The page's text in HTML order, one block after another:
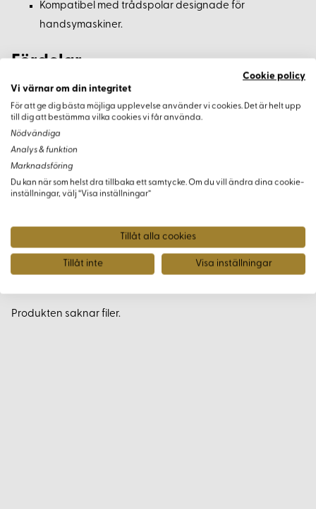
Kompatibel med trådspolar designade för
handsymaskiner.
Fördelar
Genom att använda denna reservnål med din
handsymaskin kan du säkerställa en jämn och effektiv
funktionalitet och resultatkvalitet.
Produkten saknar varianter.
Produkten saknar filer.
Cookie policy
Vi värnar om din integritet
För att ge dig bästa möjliga upplevelse använder vi cookies. Det är helt upp
till dig att bestämma vilka cookies vi får använda.
Nödvändiga
Analys & funktion
Marknadsföring
Du kan när som helst dra tillbaka ett samtycke. Om du vill ändra dina cookie-
inställningar, välj “Visa inställningar”
Tillåt alla cookies
Tillåt inte Visa inställningar